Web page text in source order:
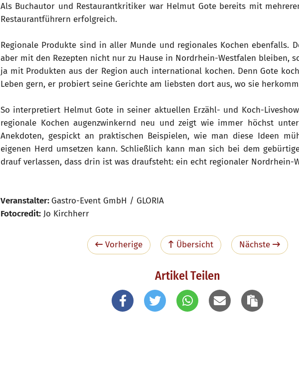
Als Buchautor und Restaurantkritiker war Helmut Gote bereits mit
Restaurantführern erfolgreich.
Regionale Produkte sind in aller Munde und regionales Kochen ebenfalls.
aber mit den Rezepten nicht nur zu Hause in Nordrhein-Westfalen bleiben,
ja mit Produkten aus der Region auch international kochen. Denn Gote
Leben gern, er probiert seine Gerichte am liebsten dort aus, wo sie
So interpretiert Helmut Gote in seiner aktuellen Erzähl- und Koch-
regionale Kochen augenzwinkernd neu und zeigt wie immer höchst
Anekdoten, gespickt an praktischen Beispielen, wie man diese Ideen
eigenen Herd umsetzen kann. Schließlich kann man sich bei dem
drauf verlassen, dass drin ist was draufsteht: ein echt regionaler Nordrhein-
Veranstalter: Gastro-Event GmbH / GLORIA
Fotocredit: Jo Kirchherr
Vorherige Übersicht Nächste
Artikel Teilen